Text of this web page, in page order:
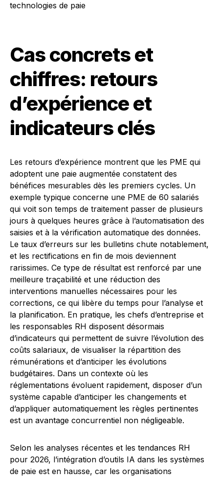
technologies de paie
Cas concrets et
chiffres: retours
d’expérience et
indicateurs clés
Les retours d’expérience montrent que les PME qui
adoptent une paie augmentée constatent des
bénéfices mesurables dès les premiers cycles. Un
exemple typique concerne une PME de 60 salariés
qui voit son temps de traitement passer de plusieurs
jours à quelques heures grâce à l’automatisation des
saisies et à la vérification automatique des données.
Le taux d’erreurs sur les bulletins chute notablement,
et les rectifications en fin de mois deviennent
rarissimes. Ce type de résultat est renforcé par une
meilleure traçabilité et une réduction des
interventions manuelles nécessaires pour les
corrections, ce qui libère du temps pour l’analyse et
la planification. En pratique, les chefs d’entreprise et
les responsables RH disposent désormais
d’indicateurs qui permettent de suivre l’évolution des
coûts salariaux, de visualiser la répartition des
rémunérations et d’anticiper les évolutions
budgétaires. Dans un contexte où les
réglementations évoluent rapidement, disposer d’un
système capable d’anticiper les changements et
d’appliquer automatiquement les règles pertinentes
est un avantage concurrentiel non négligeable.
Selon les analyses récentes et les tendances RH
pour 2026, l’intégration d’outils IA dans les systèmes
de paie est en hausse, car les organisations